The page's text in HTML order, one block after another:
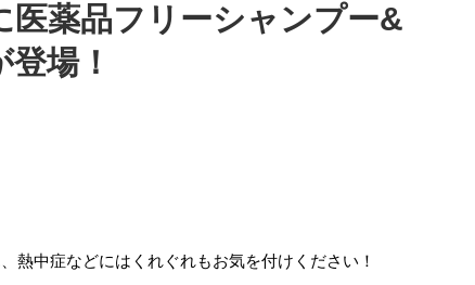
医薬品フリーシャンプー&
場！
熱中症などにはくれぐれもお気を付けください！